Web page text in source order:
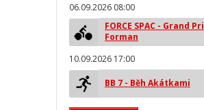
06.09.2026 08:00
FORCE SPAC - Grand
Forman
10.09.2026 17:00
BB 7 - Běh Akátkami